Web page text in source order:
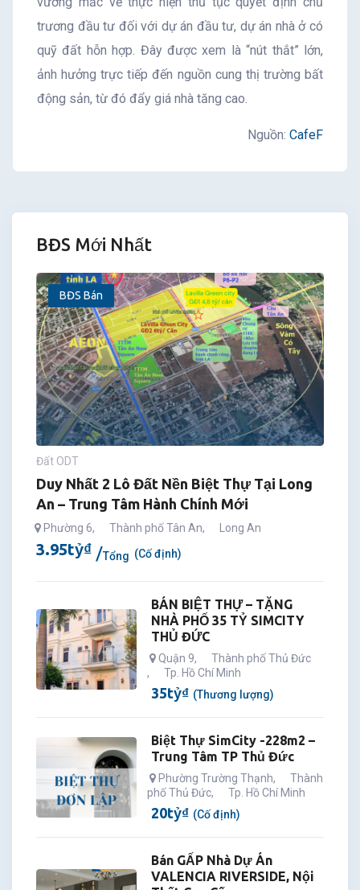
trương đầu tư đối với dự án đầu tư, dự án nhà ở có
quỹ đất hỗn hợp. Đây được xem là “nút thắt” lớn,
ảnh hưởng trực tiếp đến nguồn cung thị trường bất
động sản, từ đó đẩy giá nhà tăng cao.
Nguồn: CafeF
BĐS Mới Nhất
BĐS Bán
Đất ODT
Duy Nhất 2 Lô Đất Nền Biệt Thự Tại Long
An – Trung Tâm Hành Chính Mới
Phường 6, Thành phố Tân An, Long An
3.95tỷ₫ Tổng (Cố định)
BÁN BIỆT THỰ – TẶNG
NHÀ PHỐ 35 TỶ SIMCITY
THỦ ĐỨC
Quận 9,
Thành phố Thủ Đức
,
Tp. Hồ Chí Minh
35tỷ₫ (Thương lượng)
Biệt Thự SimCity -228m2 –
Trung Tâm TP Thủ Đức
Phường Trường Thạnh,
Thành
phố Thủ Đức, Tp. Hồ Chí Minh
20tỷ₫ (Cố định)
Bán GẤP Nhà Dự Án
VALENCIA RIVERSIDE, Nội